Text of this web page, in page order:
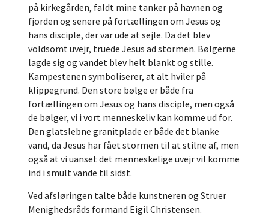
på kirkegården, faldt mine tanker på havnen og
fjorden og senere på fortællingen om Jesus og
hans disciple, der var ude at sejle. Da det blev
voldsomt uvejr, truede Jesus ad stormen. Bølgerne
lagde sig og vandet blev helt blankt og stille.
Kampestenen symboliserer, at alt hviler på
klippegrund. Den store bølge er både fra
fortællingen om Jesus og hans disciple, men også
de bølger, vi i vort menneskeliv kan komme ud for.
Den glatslebne granitplade er både det blanke
vand, da Jesus har fået stormen til at stilne af, men
også at vi uanset det menneskelige uvejr vil komme
ind i smult vande til sidst.
Ved afsløringen talte både kunstneren og Struer
Menighedsråds formand Eigil Christensen.